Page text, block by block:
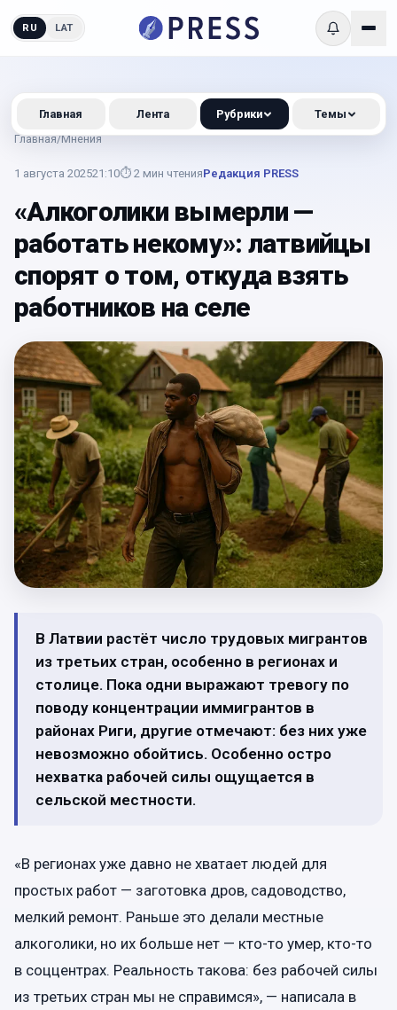
RU LAT
Главная/Мнения
1 августа 202521:10⏱ 2 мин чтенияРедакция PRESS
«Алкоголики вымерли —
работать некому»: латвийцы
спорят о том, откуда взять
работников на селе
В Латвии растёт число трудовых мигрантов
из третьих стран, особенно в регионах и
столице. Пока одни выражают тревогу по
поводу концентрации иммигрантов в
районах Риги, другие отмечают: без них уже
невозможно обойтись. Особенно остро
нехватка рабочей силы ощущается в
сельской местности.
«В регионах уже давно не хватает людей для
простых работ — заготовка дров, садоводство,
мелкий ремонт. Раньше это делали местные
алкоголики, но их больше нет — кто-то умер, кто-то
в соццентрах. Реальность такова: без рабочей силы
из третьих стран мы не справимся», — написала в
Главная Лента Рубрики Темы